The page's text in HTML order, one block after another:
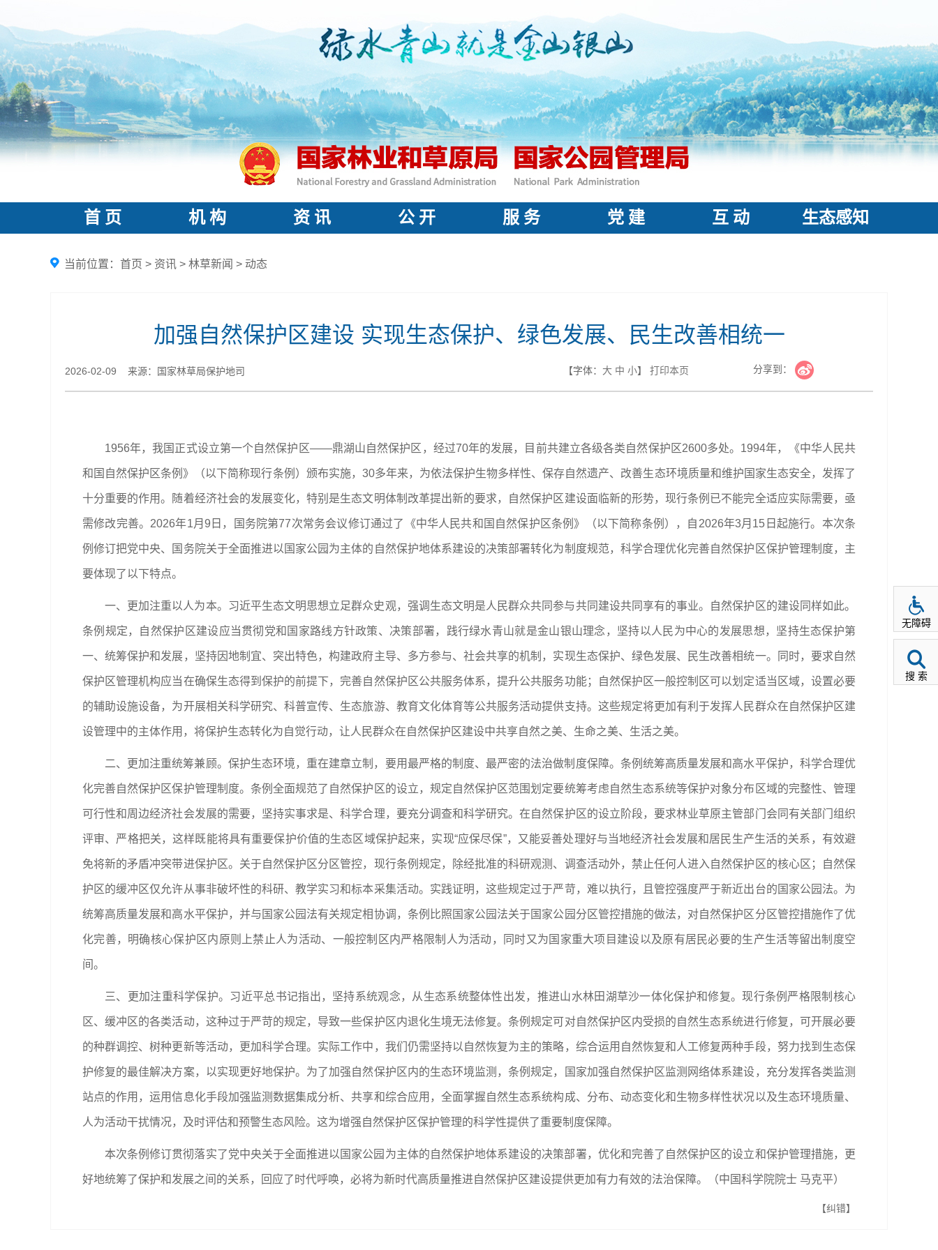
首 页 机 构 资 讯 公 开 服 务 党 建 互 动 生态感知
当前位置： 首页 > 资讯 > 林草新闻 > 动态
加强自然保护区建设 实现生态保护、绿色发展、民生改善相统一
2026-02-09 来源：国家林草局保护地司 【字体： 大 中 小】 打印本页 分享到：
1956年，我国正式设立第一个自然保护区——鼎湖山自然保护区，经过70年的发展，目前共建立各级各类自然保护区2600多处。1994年，《中华人民共
和国自然保护区条例》（以下简称现行条例）颁布实施，30多年来，为依法保护生物多样性、保存自然遗产、改善生态环境质量和维护国家生态安全，发挥了
十分重要的作用。随着经济社会的发展变化，特别是生态文明体制改革提出新的要求，自然保护区建设面临新的形势，现行条例已不能完全适应实际需要，亟
需修改完善。2026年1月9日，国务院第77次常务会议修订通过了《中华人民共和国自然保护区条例》（以下简称条例），自2026年3月15日起施行。本次条
例修订把党中央、国务院关于全面推进以国家公园为主体的自然保护地体系建设的决策部署转化为制度规范，科学合理优化完善自然保护区保护管理制度，主
要体现了以下特点。
一、更加注重以人为本。习近平生态文明思想立足群众史观，强调生态文明是人民群众共同参与共同建设共同享有的事业。自然保护区的建设同样如此。
条例规定，自然保护区建设应当贯彻党和国家路线方针政策、决策部署，践行绿水青山就是金山银山理念，坚持以人民为中心的发展思想，坚持生态保护第
一、统筹保护和发展，坚持因地制宜、突出特色，构建政府主导、多方参与、社会共享的机制，实现生态保护、绿色发展、民生改善相统一。同时，要求自然
保护区管理机构应当在确保生态得到保护的前提下，完善自然保护区公共服务体系，提升公共服务功能；自然保护区一般控制区可以划定适当区域，设置必要
的辅助设施设备，为开展相关科学研究、科普宣传、生态旅游、教育文化体育等公共服务活动提供支持。这些规定将更加有利于发挥人民群众在自然保护区建
设管理中的主体作用，将保护生态转化为自觉行动，让人民群众在自然保护区建设中共享自然之美、生命之美、生活之美。
二、更加注重统筹兼顾。保护生态环境，重在建章立制，要用最严格的制度、最严密的法治做制度保障。条例统筹高质量发展和高水平保护，科学合理优
化完善自然保护区保护管理制度。条例全面规范了自然保护区的设立，规定自然保护区范围划定要统筹考虑自然生态系统等保护对象分布区域的完整性、管理
可行性和周边经济社会发展的需要，坚持实事求是、科学合理，要充分调查和科学研究。在自然保护区的设立阶段，要求林业草原主管部门会同有关部门组织
评审、严格把关，这样既能将具有重要保护价值的生态区域保护起来，实现“应保尽保”，又能妥善处理好与当地经济社会发展和居民生产生活的关系，有效避
免将新的矛盾冲突带进保护区。关于自然保护区分区管控，现行条例规定，除经批准的科研观测、调查活动外，禁止任何人进入自然保护区的核心区；自然保
护区的缓冲区仅允许从事非破坏性的科研、教学实习和标本采集活动。实践证明，这些规定过于严苛，难以执行，且管控强度严于新近出台的国家公园法。为
统筹高质量发展和高水平保护，并与国家公园法有关规定相协调，条例比照国家公园法关于国家公园分区管控措施的做法，对自然保护区分区管控措施作了优
化完善，明确核心保护区内原则上禁止人为活动、一般控制区内严格限制人为活动，同时又为国家重大项目建设以及原有居民必要的生产生活等留出制度空
间。
三、更加注重科学保护。习近平总书记指出，坚持系统观念，从生态系统整体性出发，推进山水林田湖草沙一体化保护和修复。现行条例严格限制核心
区、缓冲区的各类活动，这种过于严苛的规定，导致一些保护区内退化生境无法修复。条例规定可对自然保护区内受损的自然生态系统进行修复，可开展必要
的种群调控、树种更新等活动，更加科学合理。实际工作中，我们仍需坚持以自然恢复为主的策略，综合运用自然恢复和人工修复两种手段，努力找到生态保
护修复的最佳解决方案，以实现更好地保护。为了加强自然保护区内的生态环境监测，条例规定，国家加强自然保护区监测网络体系建设，充分发挥各类监测
站点的作用，运用信息化手段加强监测数据集成分析、共享和综合应用，全面掌握自然生态系统构成、分布、动态变化和生物多样性状况以及生态环境质量、
人为活动干扰情况，及时评估和预警生态风险。这为增强自然保护区保护管理的科学性提供了重要制度保障。
本次条例修订贯彻落实了党中央关于全面推进以国家公园为主体的自然保护地体系建设的决策部署，优化和完善了自然保护区的设立和保护管理措施，更
好地统筹了保护和发展之间的关系，回应了时代呼唤，必将为新时代高质量推进自然保护区建设提供更加有力有效的法治保障。（中国科学院院士 马克平）
【纠错】
无障碍
搜 索